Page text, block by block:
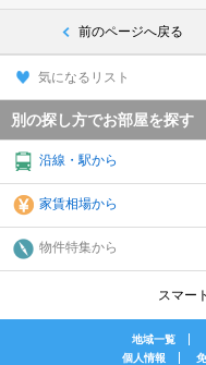
前のページへ戻る
気になるリスト
別の探し方でお部屋を探す
沿線・駅から
家賃相場から
物件特集から
スマー
地域一覧
個人情報